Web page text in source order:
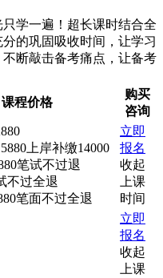
学一遍！超长课时结合全
的巩固吸收时间，让学习
断敲击备考痛点，让备考
课程价格
购买
咨询
上岸补缴14000
笔试不过退
不过全退
笔面不过全退
立即
报名
收起
上课
时间
立即
报名
收起
上课